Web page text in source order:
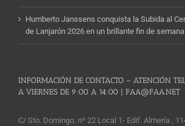
Humberto Janssens conquista la Subida al
de Lanjarón 2026 en un brillante fin de
INFORMACIÓN DE CONTACTO – ATENCIÓN
A VIERNES DE 9:00 A 14:00 | FAA@FAA.NET
C/ Sto. Domingo, nº 22 Local 1- Edif. Almería ,